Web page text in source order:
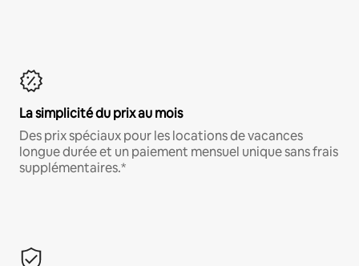
La simplicité du prix au mois
Des prix spéciaux pour les locations de vacances
longue durée et un paiement mensuel unique sans frais
supplémentaires.*